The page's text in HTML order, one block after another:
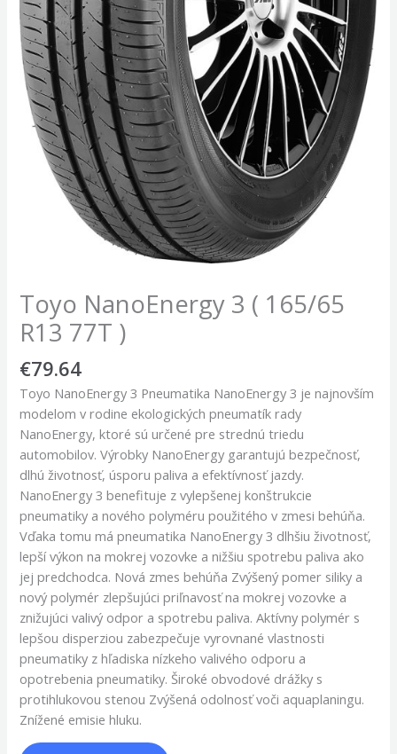
Toyo NanoEnergy 3 ( 165/65
R13 77T )
€79.64
Toyo NanoEnergy 3 Pneumatika NanoEnergy 3 je najnovším
modelom v rodine ekologických pneumatík rady
NanoEnergy, ktoré sú určené pre strednú triedu
automobilov. Výrobky NanoEnergy garantujú bezpečnosť,
dlhú životnosť, úsporu paliva a efektívnosť jazdy.
NanoEnergy 3 benefituje z vylepšenej konštrukcie
pneumatiky a nového polyméru použitého v zmesi behúňa.
Vďaka tomu má pneumatika NanoEnergy 3 dlhšiu životnosť,
lepší výkon na mokrej vozovke a nižšiu spotrebu paliva ako
jej predchodca. Nová zmes behúňa Zvýšený pomer siliky a
nový polymér zlepšujúci priľnavosť na mokrej vozovke a
znižujúci valivý odpor a spotrebu paliva. Aktívny polymér s
lepšou disperziou zabezpečuje vyrovnané vlastnosti
pneumatiky z hľadiska nízkeho valivého odporu a
opotrebenia pneumatiky. Široké obvodové drážky s
protihlukovou stenou Zvýšená odolnosť voči aquaplaningu.
Znížené emisie hluku.